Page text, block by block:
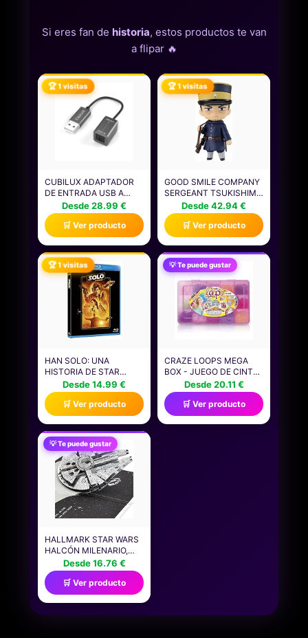
Si eres fan de historia, estos productos te van
a flipar 🔥
🏆 1 visitas
CUBILUX ADAPTADOR
DE ENTRADA USB A
SPDIF PARA PC [SOLO
GRABACIÓN ESTÉREO,
NO PARA
REPRODUCCIÓN DE
AUDIO] DONGLE DE
ENTRADA DE LÍNEA
ÓPTICA USB, INTERFAZ
USB A SDPIF RX PARA
COMPUTADORA
PORTÁTIL
Desde 28.99 €
🛒 Ver producto
🏆 1 visitas
GOOD SMILE COMPANY
SERGEANT TSUKISHIMA
FIG. 10 CM GOLDEN
KAMUY NENDOROID
Desde 42.94 €
🛒 Ver producto
🏆 1 visitas
HAN SOLO: UNA
HISTORIA DE STAR
WARS (EDICIÓN
REMASTERIZADA) 2
DISCOS (PELÍCULA +
EXTRAS)
Desde 14.99 €
🛒 Ver producto
💡 Te puede gustar
CRAZE LOOPS MEGA
BOX - JUEGO DE CINTAS
TELAR CON 1600
GOMAS PARA
MANUALIDADES Y
MUCHOS ACCESORIOS
- HAZ TUS PROPIOS
Desde 20.11 €
🛒 Ver producto
💡 Te puede gustar
HALLMARK STAR WARS
HALCÓN MILENARIO,
TARJETA 3D Y
DESPLEGABLE, PARA
CUALQUIER OCASIÓN,
CUMPLEAÑOS, DÍA DEL
PADRE, HAN SOLO,
TEMÁTICA ESPACIAL,
Desde 16.76 €
🛒 Ver producto